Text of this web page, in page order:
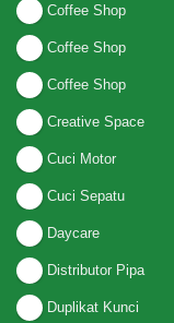
Coffee Shop
Coffee Shop
Coffee Shop
Creative Space
Cuci Motor
Cuci Sepatu
Daycare
Distributor Pipa
Duplikat Kunci